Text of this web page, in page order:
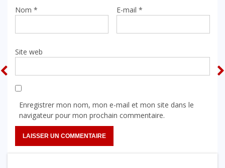
Nom * E-mail *
Site web
Enregistrer mon nom, mon e-mail et mon site dans le
navigateur pour mon prochain commentaire.